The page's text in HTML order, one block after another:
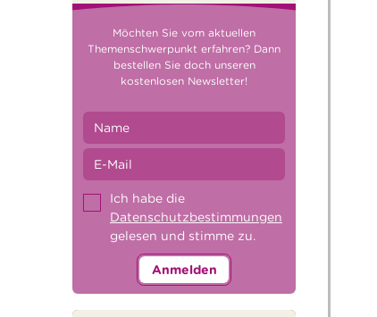
Möchten Sie vom aktuellen
Themenschwerpunkt erfahren? Dann
bestellen Sie doch unseren
kostenlosen Newsletter!
Ich habe die
Datenschutzbestimmungen
gelesen und stimme zu.
Anmelden